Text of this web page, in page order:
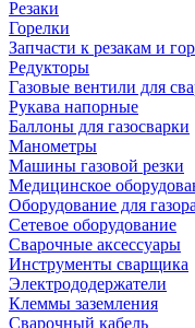
Резаки
Горелки
Запчасти к резакам и
Редукторы
Газовые вентили для
Рукава напорные
Баллоны для газосварки
Манометры
Машины газовой резки
Медицинское
Оборудование для
Сетевое оборудование
Сварочные аксессуары
Инструменты сварщика
Электрододержатели
Клеммы заземления
Сварочный кабель